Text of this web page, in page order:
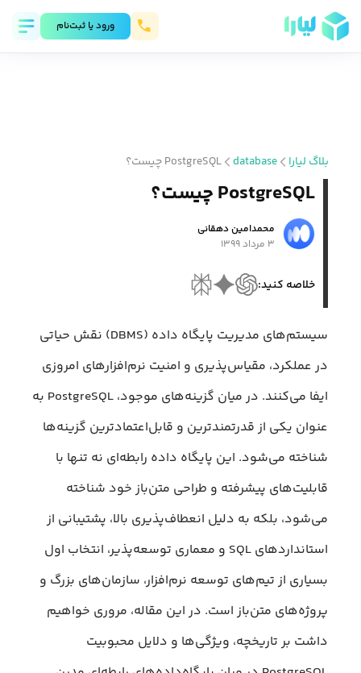
ورود يا ثبت‌نام
بلاگ لیارا database PostgreSQL چیست؟
PostgreSQL چیست؟
محمد‌امین دهقانی
۳ مرداد ۱۳۹۹
خلاصه کنید:
سیستم‌های مدیریت پایگاه داده (DBMS) نقش حیاتی
در عملکرد، مقیاس‌پذیری و امنیت نرم‌افزارهای امروزی
ایفا می‌کنند. در میان گزینه‌های موجود، PostgreSQL به
عنوان یکی از قدرتمندترین و قابل‌اعتمادترین گزینه‌ها
شناخته می‌شود. این پایگاه داده رابطه‌ای نه تنها با
قابلیت‌های پیشرفته و طراحی متن‌باز خود شناخته
می‌شود، بلکه به دلیل انعطاف‌پذیری بالا، پشتیبانی از
استانداردهای SQL و معماری توسعه‌پذیر، انتخاب اول
بسیاری از تیم‌های توسعه نرم‌افزار، سازمان‌های بزرگ و
پروژه‌های متن‌باز است. در این مقاله، مروری خواهیم
داشت بر تاریخچه، ویژگی‌ها و دلایل محبوبیت